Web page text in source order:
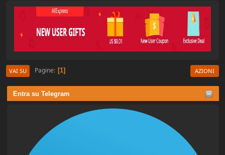
Entra su Telegram
VAI SU Pagine 1 AZIONI